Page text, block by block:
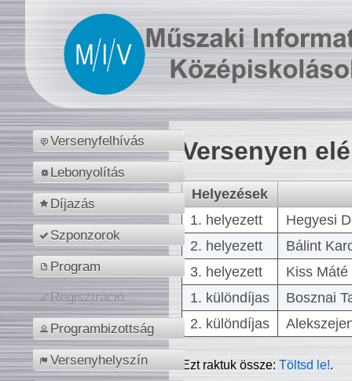
Versenyfelhívás
Lebonyolítás
Díjazás
Szponzorok
Program
Regisztráció
Programbizottság
Versenyhelyszín
Versenyen
Helyezések
1. helyezett
Hegyesi
2. helyezett
Bálint
3. helyezett
Kiss
1. különdíjas
Bosznai
2. különdíjas
Ezt raktuk össze:Töltsd le!.